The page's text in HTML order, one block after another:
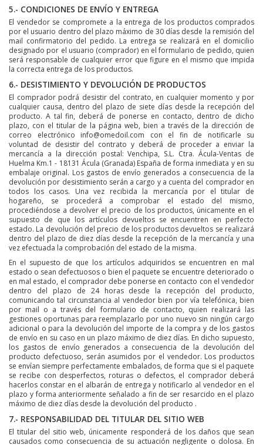
5.- CONDICIONES DE ENVÍO Y ENTREGA
El vendedor se compromete a la entrega de los productos comprados
por el usuario dentro del plazo máximo de 30 días desde la remisión del
mail confirmatorio del pedido. La entrega se realizará en el domicilio
designado por el usuario (comprador) en el formulario de pedido, quien
será responsable de cualquier error que figure en el mismo que impida
la correcta entrega de los productos.
6.- DESISTIMIENTO Y DEVOLUCIÓN DE PRODUCTOS
El comprador podrá desistir del contrato, en cualquier momento y por
cualquier causa, dentro del plazo de siete días desde la recepción del
producto. A tal fin, deberá de ponerse en contacto, dentro de dicho
plazo, con el titular de la página web, bien a través de la dirección de
correo electrónico info@omedoil.com con el fin de notificarle su
voluntad de desistir del contrato y deberá de proceder a enviar la
mercancía a la dirección postal: Venchipa, S.L. Ctra. Ácula-Ventas de
Huelma Km.1 - 18131 Ácula (Granada) España de forma inmediata y en su
embalaje original. Los gastos de envío generados a consecuencia de la
devolución por desistimiento serán a cargo y a cuenta del comprador en
todos los casos. Una vez recibida la mercancía por el titular de
hogareño, se procederá a comprobar el estado del mismo,
procediéndose a devolver el precio de los productos, únicamente en el
supuesto de que los artículos devueltos se encuentren en perfecto
estado. La devolución del precio de los productos devueltos se realizará
dentro del plazo de diez días desde la recepción de la mercancía y una
vez efectuada la comprobación del estado de la misma.
En el supuesto de que los artículos adquiridos se encuentren en mal
estado o sean defectuosos o bien el paquete se encuentre deteriorado o
en mal estado, el comprador debe ponerse en contacto con el vendedor
dentro del plazo de 24 horas desde la recepción del producto,
comunicando tal circunstancia al vendedor bien por vía telefónica, bien
por mail o a través del formulario de contacto, quien realizará las
gestiones oportunas para reemplazarlo por uno nuevo sin ningún cargo
adicional o para la devolución del importe de la compra y de los gastos
de envío en su caso en un plazo máximo de diez días. En dicho supuesto,
los gastos de envío generados a consecuencia de la devolución del
producto defectuoso, serán asumidos por el vendedor. Los productos
se envían siempre perfectamente embalados, de forma que si el paquete
se recibe con desperfectos, roturas o defectos, el comprador deberá
hacerlos constar en el albarán de entrega y notificarlo al vendedor en el
plazo y forma anteriormente señalado a fin de ser resarcido en el plazo
máximo de diez días desde la devolución del producto .
7.- RESPONSABILIDAD DEL TITULAR DEL SITIO WEB
El titular del sitio web, únicamente responderá de los daños que sean
causados como consecuencia de su actuación negligente o dolosa. En